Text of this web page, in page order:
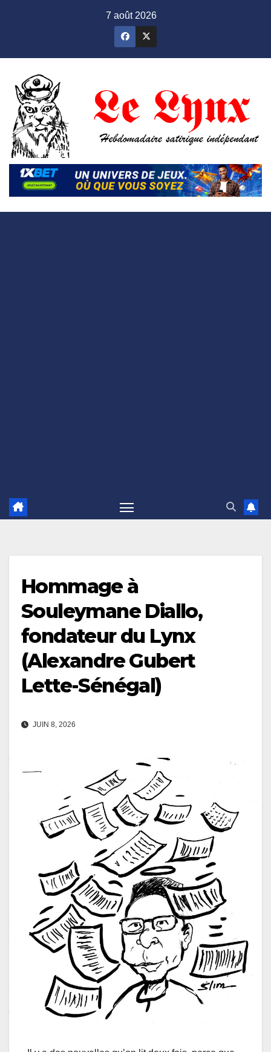
7 août 2026
Hommage à
Souleymane Diallo,
fondateur du Lynx
(Alexandre Gubert
Lette-Sénégal)
JUIN 8, 2026